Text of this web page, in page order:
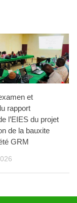
et
rapport
l’EIES du projet
de la bauxite
GRM